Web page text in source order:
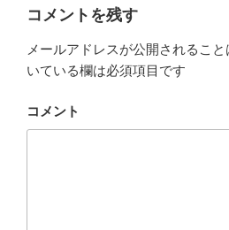
ー
コメントを残す
メールアドレスが公開されること
いている欄は必須項目です
コメント